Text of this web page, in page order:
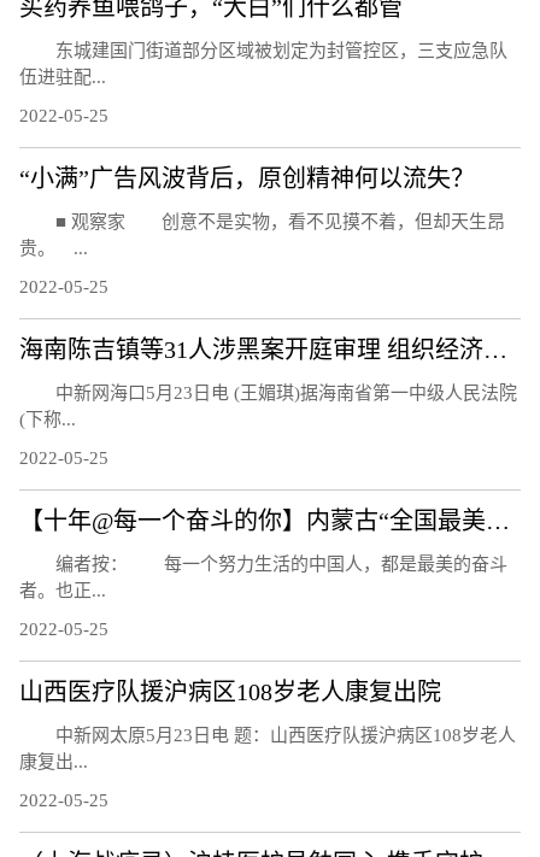
买药养鱼喂鸽子，“大白”们什么都管
东城建国门街道部分区域被划定为封管控区，三支应急队
伍进驻配...
2022-05-25
“小满”广告风波背后，原创精神何以流失？
■ 观察家 创意不是实物，看不见摸不着，但却天生昂
贵。 ...
2022-05-25
海南陈吉镇等31人涉黑案开庭审理 组织经济收入达3亿元
中新网海口5月23日电 (王媚琪)据海南省第一中级人民法院
(下称...
2022-05-25
【十年@每一个奋斗的你】内蒙古“全国最美家庭”：为家乡添彩 为“绿色”赋能
编者按： 每一个努力生活的中国人，都是最美的奋斗
者。也正...
2022-05-25
山西医疗队援沪病区108岁老人康复出院
中新网太原5月23日电 题：山西医疗队援沪病区108岁老人
康复出...
2022-05-25